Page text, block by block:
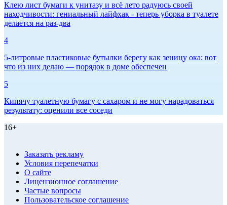
Клею лист бумаги к унитазу и всё лето радуюсь своей
находчивости: гениальный лайфхак - теперь уборка в туалете
делается на раз-два
4
5-литровые пластиковые бутылки берегу как зеницу ока: вот
что из них делаю — порядок в доме обеспечен
5
Кипячу туалетную бумагу с сахаром и не могу нарадоваться
результату: оценили все соседи
16+
Заказать рекламу
Условия перепечатки
О сайте
Лицензионное соглашение
Частые вопросы
Пользовательское соглашение